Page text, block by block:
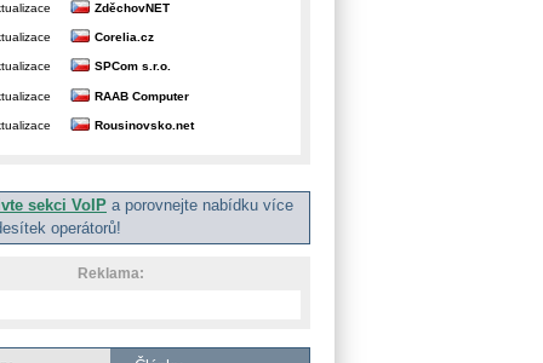
ZděchovNET
Corelia.cz
SPCom s.r.o.
RAAB Computer
Rousinovsko.net
sekci VoIP a porovnejte nabídku více
operátorů!
Reklama: